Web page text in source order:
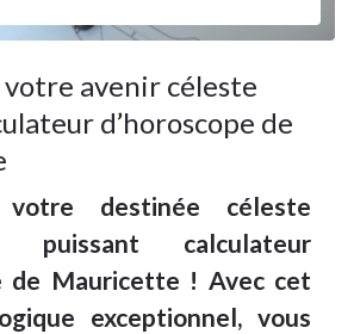
votre avenir céleste
d’horoscope de
votre destinée céleste
calculateur
de Mauricette ! Avec cet
exceptionnel, vous